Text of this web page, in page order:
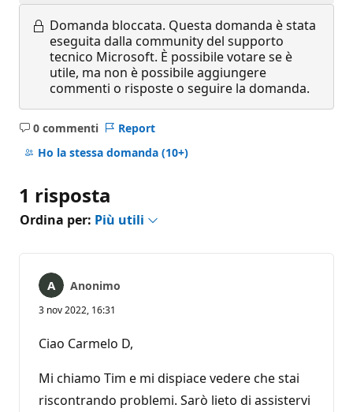
Domanda bloccata. Questa domanda è stata
eseguita dalla community del supporto
tecnico Microsoft. È possibile votare se è
utile, ma non è possibile aggiungere
commenti o risposte o seguire la domanda.
0 commenti
Nessun
commento
Report
Ho la stessa domanda (10+)
1 risposta
Ordina per: Più utili
Anonimo
3 nov 2022, 16:31
Ciao Carmelo D,
Mi chiamo Tim e mi dispiace vedere che stai
riscontrando problemi. Sarò lieto di assistervi